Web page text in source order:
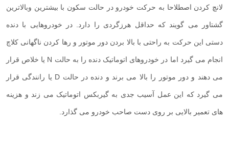
لانچ کردن اصطلاحا به حرکت خودرو در حالت سکون با بیشترین وبالاترین
گشتاور می گویند که حداقل هرزگردی را دارد. در خودروهایی با دنده
دستی این حرکت به راحتی با بالا بردن دور موتور و رها کردن ناگهانی کلاچ
انجام می گیرد اما در خودروهای اتوماتیک دنده را به حالت N یا خلاص قرار
می دهند و دور موتور را بالا می برند و دنده در حالت D یا رانندگی قرار
می گیرد که این عمل آسیب جدی به گیربکس اتوماتیک می زند و هزینه
های تعمیر بالایی بر روی دست صاحب خودرو می گذارد.